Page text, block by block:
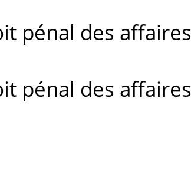
pénal des affaires
pénal des affaires